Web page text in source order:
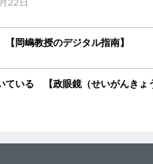
岡嶋教授のデジタル指南】
ている 【政眼鏡（せいがんきょ